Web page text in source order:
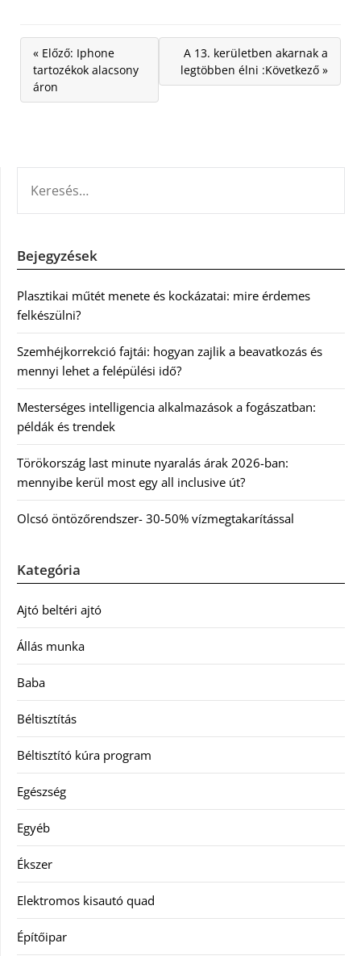
« Előző: Iphone
tartozékok alacsony
áron
A 13. kerületben akarnak a
legtöbben élni :Következő »
Bejegyzések
Plasztikai műtét menete és kockázatai: mire érdemes
felkészülni?
Szemhéjkorrekció fajtái: hogyan zajlik a beavatkozás és
mennyi lehet a felépülési idő?
Mesterséges intelligencia alkalmazások a fogászatban:
példák és trendek
Törökország last minute nyaralás árak 2026-ban:
mennyibe kerül most egy all inclusive út?
Olcsó öntözőrendszer- 30-50% vízmegtakarítással
Kategória
Ajtó beltéri ajtó
Állás munka
Baba
Béltisztítás
Béltisztító kúra program
Egészség
Egyéb
Ékszer
Elektromos kisautó quad
Építőipar